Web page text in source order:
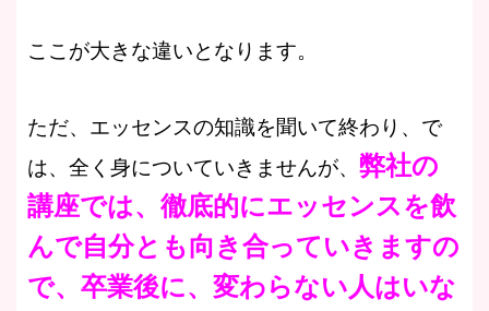
ここが大きな違いとなります。
ただ、エッセンスの知識を聞いて終わり、で
は、全く身についていきませんが、 弊社の
講座では、徹底的にエッセンスを飲
んで自分とも向き合っていきますの
で、卒業後に、変わらない人はいな